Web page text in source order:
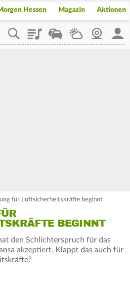
Hessen Magazin Aktionen
PlaylistStaupilotWetterWebcam
für Luftsicherheitskräfte beginnt
BEGINNT
den Schlichterspruch für das
akzeptiert. Klappt das auch für